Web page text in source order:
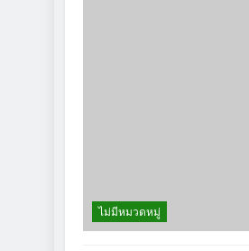
ไม่มีหมวดหมู่